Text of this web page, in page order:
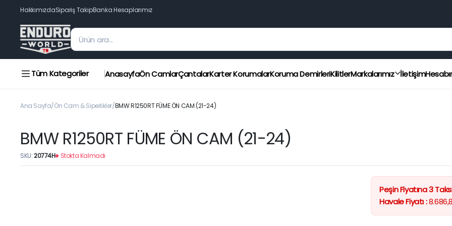
HakkımızdaSipariş TakipBanka Hesaplarımız
Tüm Kategoriler AnasayfaÖn CamlarÇantalarKarter KorumalarKoruma DemirleriKilitlerMarkalarımız İletişim
Ana Sayfa Ön Cam & Siperlikler BMW R1250RT FÜME ÖN CAM (21-24)
BMW R1250RT FÜME ÖN CAM (21-24)
SKU:20774H Stokta Kalmadı
Peşin Fiyatına 3
Havale Fiyatı :